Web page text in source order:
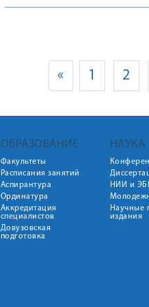
« 1 2
ОБРАЗОВАНИЕ
Факультеты
Расписания занятий
Аспирантура
Ординатура
Аккредитация
специалистов
Довузовская
подготовка
НАУКА
НИИ и
Научные
издания